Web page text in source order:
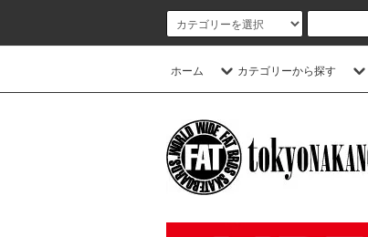
ホーム カテゴリーから探す